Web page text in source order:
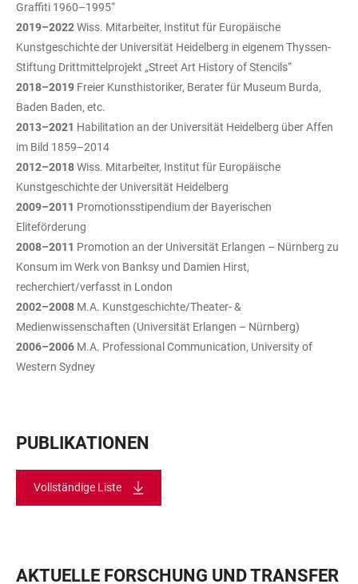
Graffiti 1960–1995“
2019–2022Wiss. Mitarbeiter, Institut für Europäische
Kunstgeschichte der Universität Heidelberg in eigenem Thyssen-
Stiftung Drittmittelprojekt „Street Art History of Stencils“
2018–2019 Freier Kunsthistoriker, Berater für Museum Burda,
Baden Baden, etc.
2013–2021 Habilitation an der Universität Heidelberg über Affen
im Bild 1859–2014
2012–2018Wiss. Mitarbeiter, Institut für Europäische
Kunstgeschichte der Universität Heidelberg
2009–2011 Promotionsstipendium der Bayerischen
Eliteförderung
2008–2011 Promotion an der Universität Erlangen – Nürnberg zu
Konsum im Werk von Banksy und Damien Hirst,
recherchiert/verfasst in London
2002–2008 M.A. Kunstgeschichte/Theater- &
Medienwissenschaften (Universität Erlangen – Nürnberg)
2006–2006 M.A. Professional Communication, University of
Western Sydney
PUBLIKATIONEN
Vollständige Liste
AKTUELLE FORSCHUNG UND TRANSFER